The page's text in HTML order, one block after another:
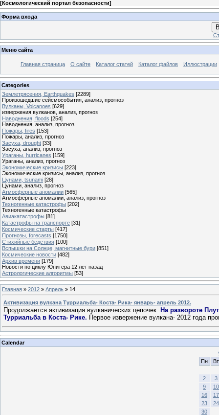
[Космологический портал безопасности]
Форма входа
Меню сайта
Главная страница О сайте Каталог статей Каталог файлов Иллюстрации
Categories
Землетрясения, Earthquakes [2289]
Произошедшие сейсмособытия, анализ, прогноз
Вулканы, Volcanoes [629]
извержения вулканов, анализ, прогноз
Наводнения, floods [254]
Наводнения, анализ, прогноз
Пожары, fires [153]
Пожары, анализ, прогноз
Засуха, drought [33]
Засуха, анализ, прогноз
Ураганы, hurricanes [159]
Ураганы, анализ, прогноз
Экономические кризисы [223]
Экономические кризисы, анализ, прогноз
Цунами, tsunami [28]
Цунами, анализ, прогноз
Атмосферные аномалии [565]
Атмосферные аномалии, анализ, прогноз
Техногенные катастрофы [202]
Техногенные катастрофы
Авиакатастрофы [81]
Катастрофы на транспорте [31]
Космические старты [417]
Прогнозы, forecasts [1750]
Стихийные бедствия [100]
Вспышки на Солнце, магнитные бури [851]
Космические новости [482]
Архив времени [179]
Новости по циклу Юпитера 12 лет назад
Астрологические алгоритмы [53]
Главная » 2012 » Апрель » 14
Активизация вулкана Турриальба- Коста- Рика- январь- апрель 2012.
Продолжается активизация вулканических цепочек. На развороте
Турриальба в Коста- Рике. Первое извержение вулкана- 2012 года
Calendar
Пн
Вт
2
3
9
10
16
17
23
24
30